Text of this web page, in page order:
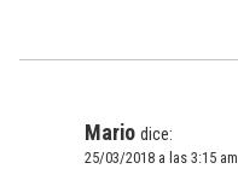
Mario dice:
25/03/2018 a las 3:15 am